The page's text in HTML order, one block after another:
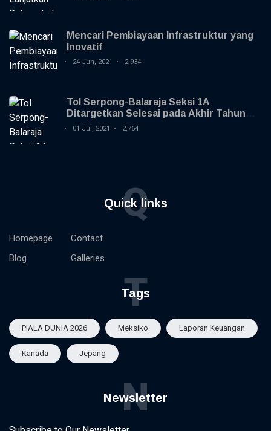
Mencari Pembiayaan Infrastruktur yang
Inovatif
24 Jun, 2021 2,934
Tol Serpong-Balaraja Seksi 1A
Ditargetkan Selesai pada Akhir Tahun
2021
01 Jul, 2021 2,764
Quick links
Q
Homepage
Blog
Contact
Galleries
Tags
T
PIALA DUNIA 2026 Meksiko Laporan Keuangan
Kanada Jepang
Newsletter
N